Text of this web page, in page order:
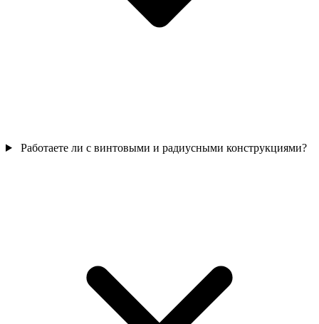
Работаете ли с винтовыми и радиусными конструкциями?